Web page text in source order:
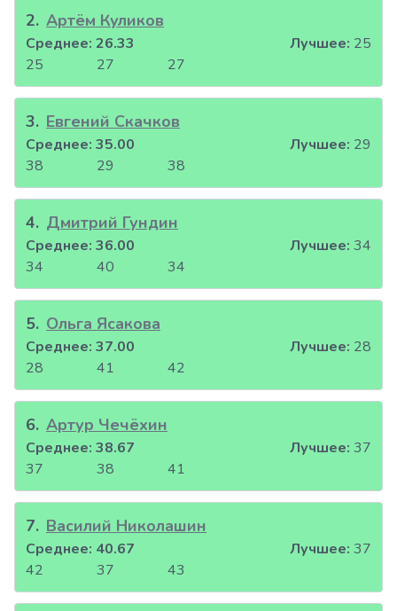
2. Артём Куликов
25 27 27
Среднее: 26.33 Лучшее: 25
3. Евгений Скачков
38 29 38
Среднее: 35.00 Лучшее: 29
4. Дмитрий Гундин
34 40 34
Среднее: 36.00 Лучшее: 34
5. Ольга Ясакова
28 41 42
Среднее: 37.00 Лучшее: 28
6. Артур Чечёхин
37 38 41
Среднее: 38.67 Лучшее: 37
7. Василий Николашин
42 37 43
Среднее: 40.67 Лучшее: 37